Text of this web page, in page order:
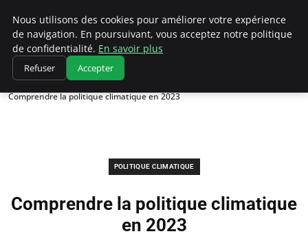
Climatedebtagents
Accueil
Politique climatique
Comprendre la politique climatique en 2023
POLITIQUE CLIMATIQUE
Comprendre la politique climatique
en 2023
Nous utilisons des cookies pour améliorer votre expérience
de navigation. En poursuivant, vous acceptez notre politique
de confidentialité. En savoir plus
Refuser Accepter